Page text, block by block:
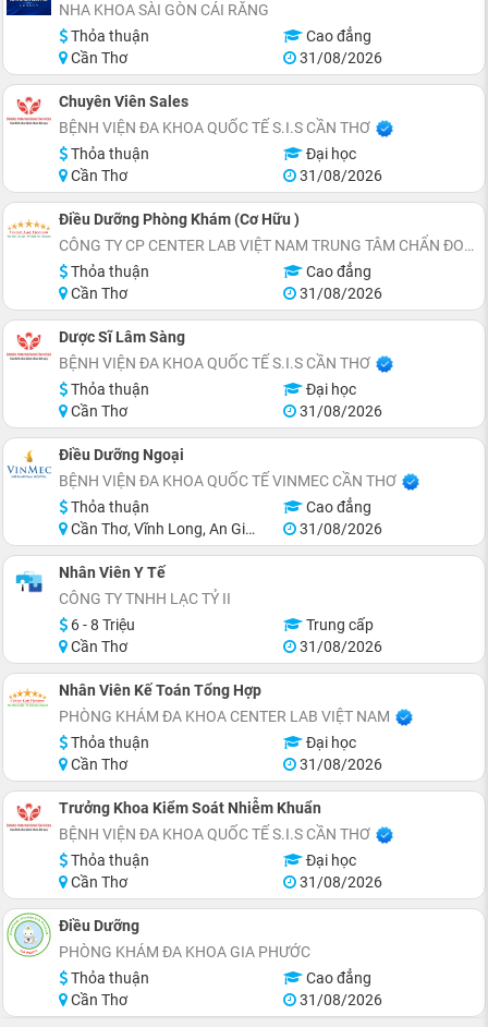
NHA KHOA SÀI GÒN CÁI RĂNG
Thỏa thuận
Cao đẳng
Cần Thơ
31/08/2026
Chuyên Viên Sales
BỆNH VIỆN ĐA KHOA QUỐC TẾ S.I.S CẦN THƠ
Thỏa thuận
Đại học
Cần Thơ
31/08/2026
Điều Dưỡng Phòng Khám (Cơ Hữu )
CÔNG TY CP CENTER LAB VIỆT NAM TRUNG TÂM CHẨN ĐOÁN Y KHOA
Thỏa thuận
Cao đẳng
Cần Thơ
31/08/2026
Dược Sĩ Lâm Sàng
BỆNH VIỆN ĐA KHOA QUỐC TẾ S.I.S CẦN THƠ
Thỏa thuận
Đại học
Cần Thơ
31/08/2026
Điều Dưỡng Ngoại
BỆNH VIỆN ĐA KHOA QUỐC TẾ VINMEC CẦN THƠ
Thỏa thuận
Cao đẳng
Cần Thơ, Vĩnh Long, An Giang, Hậu Giang
31/08/2026
Nhân Viên Y Tế
CÔNG TY TNHH LẠC TỶ II
6 - 8 Triệu
Trung cấp
Cần Thơ
31/08/2026
Nhân Viên Kế Toán Tổng Hợp
PHÒNG KHÁM ĐA KHOA CENTER LAB VIỆT NAM
Thỏa thuận
Đại học
Cần Thơ
31/08/2026
Trưởng Khoa Kiểm Soát Nhiễm Khuẩn
BỆNH VIỆN ĐA KHOA QUỐC TẾ S.I.S CẦN THƠ
Thỏa thuận
Đại học
Cần Thơ
31/08/2026
Điều Dưỡng
PHÒNG KHÁM ĐA KHOA GIA PHƯỚC
Thỏa thuận
Cao đẳng
Cần Thơ
31/08/2026